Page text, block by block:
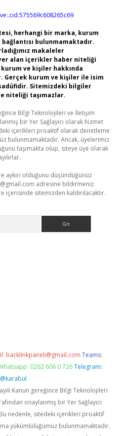
herhangi bir marka, kurum
bulunmamaktadır.
makaleler
alan içerikler haber niteliği
ve kişiler hakkında
Gerçek kurum ve kişiler ile isim
Sitemizdeki bilgiler
niteliği taşımazlar.
Bilgi Teknolojileri ve İletişim
bir Yer Sağlayıcı olarak hizmet
içerikleri proaktif olarak denetleme
bulunmamaktadır. Ancak, üyelerimiz
taşımakta olup, siteye üye olarak
aykırı olduğunu düşündüğünüz
adresine bildirmeniz
içerisinde sitemizden kaldırılacaktır.
backlinkpaneli@gmail.com Teams:
0262 606 0 726 Telegram:
@karabul
Kanun gereğince Bilgi Teknolojileri
onaylanmış bir Yer Sağlayıcı
nedenle, sitedeki içerikleri proaktif
yükümlülüğümüz bulunmamaktadır.